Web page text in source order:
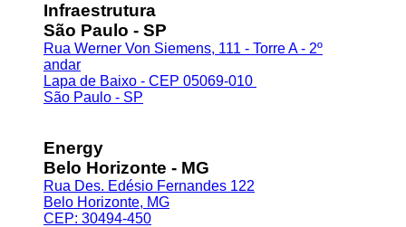
Infraestrutura
São Paulo - SP
Rua Werner Von Siemens, 111 - Torre A - 2º
andar
Lapa de Baixo - CEP 05069-010
São Paulo - SP
Energy
Belo Horizonte - MG
Rua Des. Edésio Fernandes 122
Belo Horizonte, MG
CEP: 30494-450